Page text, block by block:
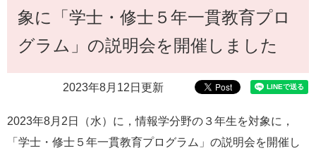
教職員の皆さま
o
e
ス
すべて ページ PDF
入試情報
象に「学士・修士５年一貫教育プロ
グラム」の説明会を開催しました
2023年8月12日更新
2023年8月2日（水）に，情報学分野の３年生を対象に，
「学士・修士５年一貫教育プログラム」の説明会を開催し